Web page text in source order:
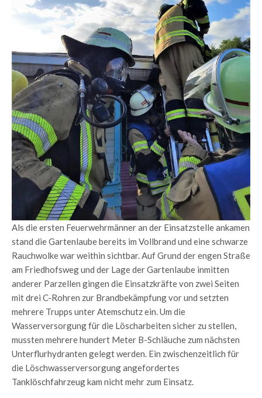
Als die ersten Feuerwehrmänner an der Einsatzstelle ankamen
stand die Gartenlaube bereits im Vollbrand und eine schwarze
Rauchwolke war weithin sichtbar. Auf Grund der engen Straße
am Friedhofsweg und der Lage der Gartenlaube inmitten
anderer Parzellen gingen die Einsatzkräfte von zwei Seiten
mit drei C-Rohren zur Brandbekämpfung vor und setzten
mehrere Trupps unter Atemschutz ein. Um die
Wasserversorgung für die Löscharbeiten sicher zu stellen,
mussten mehrere hundert Meter B-Schläuche zum nächsten
Unterflurhydranten gelegt werden. Ein zwischenzeitlich für
die Löschwasserversorgung angefordertes
Tanklöschfahrzeug kam nicht mehr zum Einsatz.